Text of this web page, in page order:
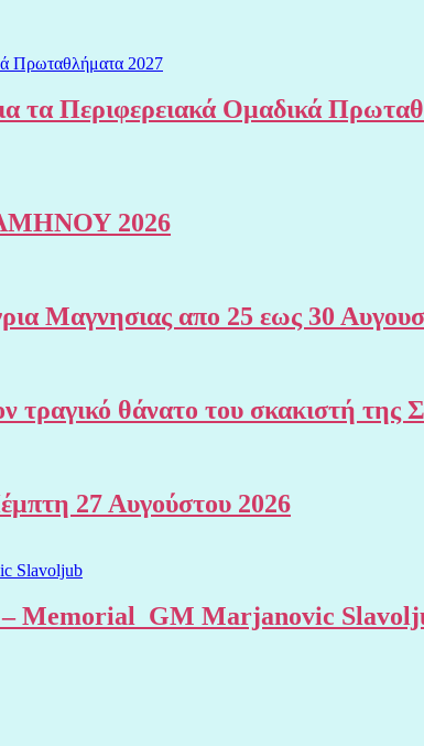
Περιφερειακά Ομαδικά
2026
Μαγνησιας απο 25 εως 30
τραγικό θάνατο του
27 Αυγούστου 2026
– Memorial GM Marjanovic